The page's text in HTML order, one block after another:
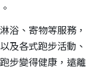
浴、寄物等服務，
及各式跑步活動、
步變得健康，遠離